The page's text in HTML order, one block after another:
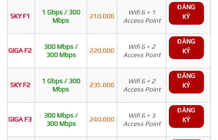
SKY F1
1 Gbps / 300
Mbps
210.000
Wifi 6 + 1
Access Point
ĐĂNG
KÝ
GIGA F2
300 Mbps /
300 Mbps
220.000
Wifi 6 + 2
Access Point
ĐĂNG
KÝ
SKY F2
1 Gbps / 300
Mbps
235.000
Wifi 6 + 2
Access Point
ĐĂNG
KÝ
GIGA F3
300 Mbps /
300 Mbps
240.000
Wifi 6 + 3
Access Point
ĐĂNG
KÝ